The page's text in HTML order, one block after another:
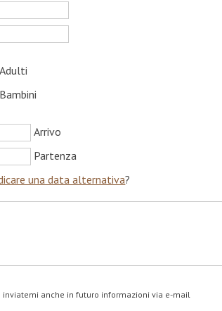
Adulti
Bambini
Arrivo
Partenza
una data alternativa?
inviatemi anche in futuro informazioni via e-mail